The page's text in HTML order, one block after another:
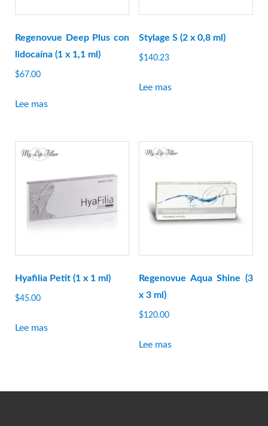
Regenovue Deep Plus con
lidocaína (1 x 1,1 ml)
$67.00
Lee mas
Stylage S (2 x 0,8 ml)
$140.23
Lee mas
Hyafilia Petit (1 x 1 ml)
$45.00
Lee mas
Regenovue Aqua Shine (3
x 3 ml)
$120.00
Lee mas